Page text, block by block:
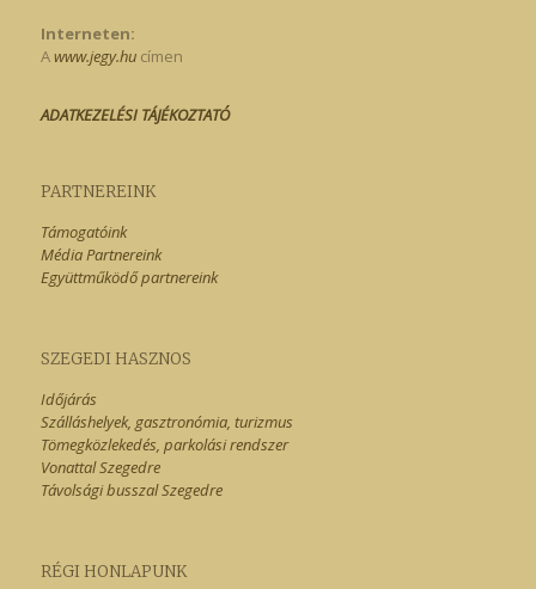
Interneten:
Awww.jegy.hucímen
ADATKEZELÉSI TÁJÉKOZTATÓ
PARTNEREINK
Támogatóink
Média Partnereink
Együttműködő partnereink
SZEGEDI HASZNOS
Időjárás
Szálláshelyek, gasztronómia, turizmus
Tömegközlekedés, parkolási rendszer
Vonattal Szegedre
Távolsági busszal Szegedre
RÉGI HONLAPUNK